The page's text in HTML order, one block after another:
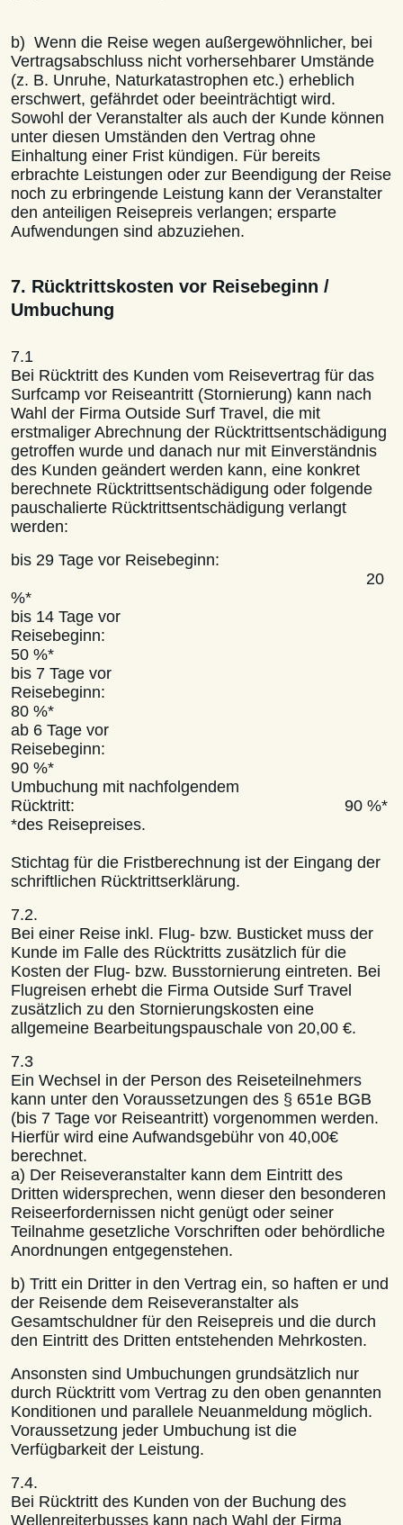
b) Wenn die Reise wegen außergewöhnlicher, bei
Vertragsabschluss nicht vorhersehbarer Umstände
(z. B. Unruhe, Naturkatastrophen etc.) erheblich
erschwert, gefährdet oder beeinträchtigt wird.
Sowohl der Veranstalter als auch der Kunde können
unter diesen Umständen den Vertrag ohne
Einhaltung einer Frist kündigen. Für bereits
erbrachte Leistungen oder zur Beendigung der Reise
noch zu erbringende Leistung kann der Veranstalter
den anteiligen Reisepreis verlangen; ersparte
Aufwendungen sind abzuziehen.
7. Rücktrittskosten vor Reisebeginn /
Umbuchung
7.1
Bei Rücktritt des Kunden vom Reisevertrag für das
Surfcamp vor Reiseantritt (Stornierung) kann nach
Wahl der Firma Outside Surf Travel, die mit
erstmaliger Abrechnung der Rücktrittsentschädigung
getroffen wurde und danach nur mit Einverständnis
des Kunden geändert werden kann, eine konkret
berechnete Rücktrittsentschädigung oder folgende
pauschalierte Rücktrittsentschädigung verlangt
werden:
bis 29 Tage vor Reisebeginn:
20
%*
bis 14 Tage vor
50 %*
bis 7 Tage vor
80 %*
ab 6 Tage vor
90 %*
Umbuchung mit nachfolgendem
Rücktritt: 90 %*
*des Reisepreises.
Stichtag für die Fristberechnung ist der Eingang der
schriftlichen Rücktrittserklärung.
7.2.
Bei einer Reise inkl. Flug- bzw. Busticket muss der
Kunde im Falle des Rücktritts zusätzlich für die
Kosten der Flug- bzw. Busstornierung eintreten. Bei
Flugreisen erhebt die Firma Outside Surf Travel
zusätzlich zu den Stornierungskosten eine
allgemeine Bearbeitungspauschale von 20,00 €.
7.3
Ein Wechsel in der Person des Reiseteilnehmers
kann unter den Voraussetzungen des § 651e BGB
(bis 7 Tage vor Reiseantritt) vorgenommen werden.
Hierfür wird eine Aufwandsgebühr von 40,00€
berechnet.
a) Der Reiseveranstalter kann dem Eintritt des
Dritten widersprechen, wenn dieser den besonderen
Reiseerfordernissen nicht genügt oder seiner
Teilnahme gesetzliche Vorschriften oder behördliche
Anordnungen entgegenstehen.
b) Tritt ein Dritter in den Vertrag ein, so haften er und
der Reisende dem Reiseveranstalter als
Gesamtschuldner für den Reisepreis und die durch
den Eintritt des Dritten entstehenden Mehrkosten.
Ansonsten sind Umbuchungen grundsätzlich nur
durch Rücktritt vom Vertrag zu den oben genannten
Konditionen und parallele Neuanmeldung möglich.
Voraussetzung jeder Umbuchung ist die
Verfügbarkeit der Leistung.
7.4.
Bei Rücktritt des Kunden von der Buchung des
Wellenreiterbusses kann nach Wahl der Firma